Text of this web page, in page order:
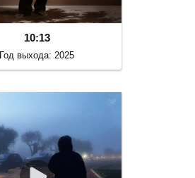
10:13
Год выхода: 2025